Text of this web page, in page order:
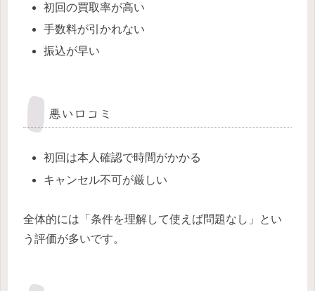
初回の買取率が高い
手数料が引かれない
振込が早い
悪い口コミ
初回は本人確認で時間がかかる
キャンセル不可が厳しい
全体的には「条件を理解して使えば問題なし」とい
う評価が多いです。